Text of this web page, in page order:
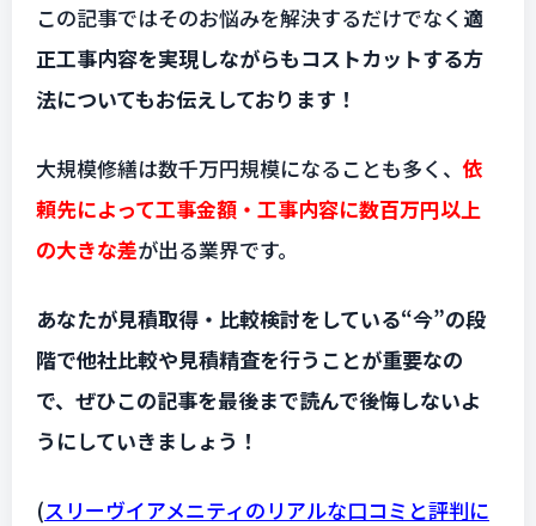
この記事ではそのお悩みを解決するだけでなく 適
正工事内容を実現しながらもコストカットする方
法についてもお伝えしております！
大規模修繕は数千万円規模になることも多く、依
頼先によって工事金額・工事内容に数百万円以上
の大きな差が出る業界です。
あなたが見積取得・比較検討をしている“今”の段
階で他社比較や見積精査を行うことが重要なの
で、ぜひこの記事を最後まで読んで後悔しないよ
うにしていきましょう！
(スリーヴイアメニティのリアルな口コミと評判に